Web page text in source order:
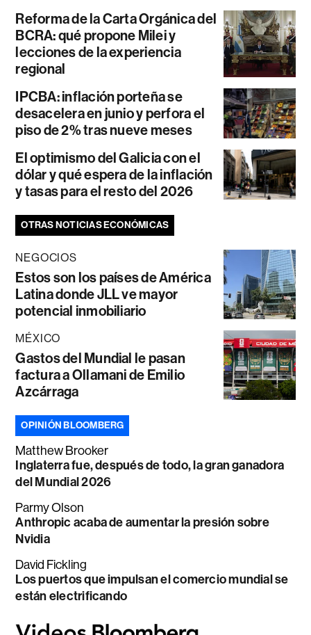
Reforma de la Carta Orgánica del
BCRA: qué propone Milei y
lecciones de la experiencia
regional
IPCBA: inflación porteña se
desacelera en junio y perfora el
piso de 2% tras nueve meses
El optimismo del Galicia con el
dólar y qué espera de la inflación
y tasas para el resto del 2026
OTRAS NOTICIAS ECONÓMICAS
NEGOCIOS
Estos son los países de América
Latina donde JLL ve mayor
potencial inmobiliario
MÉXICO
Gastos del Mundial le pasan
factura a Ollamani de Emilio
Azcárraga
OPINIÓN BLOOMBERG
Matthew Brooker
Inglaterra fue, después de todo, la gran ganadora
del Mundial 2026
Parmy Olson
Anthropic acaba de aumentar la presión sobre
Nvidia
David Fickling
Los puertos que impulsan el comercio mundial se
están electrificando